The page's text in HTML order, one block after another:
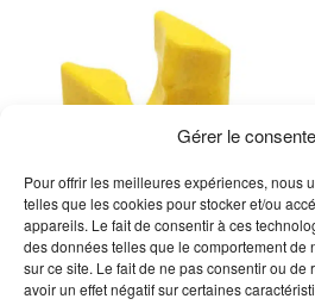
Gérer le
Pour offrir les meilleures expériences, nous
telles que les cookies pour stocker et/ou
appareils. Le fait de consentir à ces
des données telles que le comportement de
sur ce site. Le fait de ne pas consentir ou de
avoir un effet négatif sur certaines
M1 blocker M1